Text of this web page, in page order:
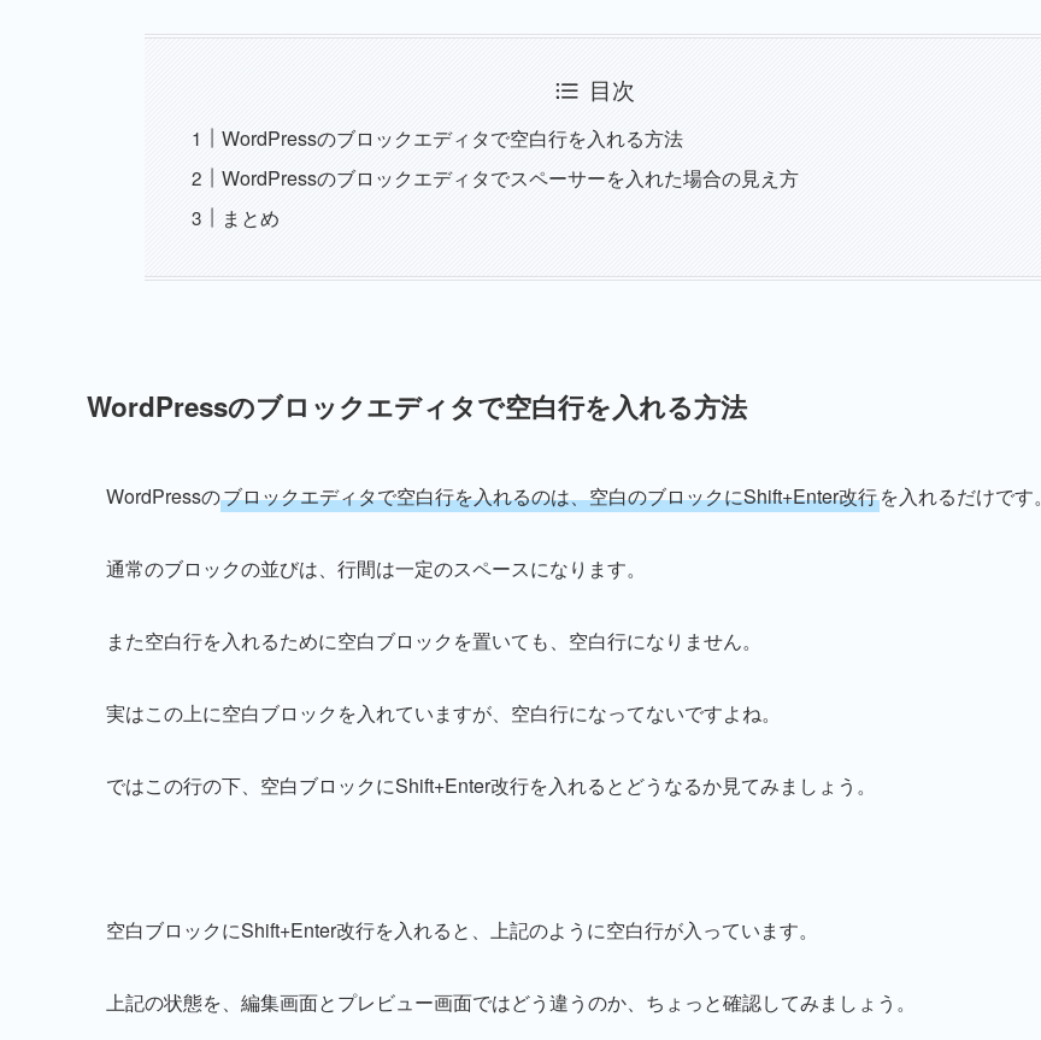
目次
WordPressのブロックエディタで空白行を入れる方法
WordPressのブロックエディタでスペーサーを入れた場合の見え方
まとめ
WordPressのブロックエディタで空白行を入れる方法
WordPressのブロックエディタで空白行を入れるのは、空白のブロックにShift+Enter改行を入れるだけです。
通常のブロックの並びは、行間は一定のスペースになります。
また空白行を入れるために空白ブロックを置いても、空白行になりません。
実はこの上に空白ブロックを入れていますが、空白行になってないですよね。
ではこの行の下、空白ブロックにShift+Enter改行を入れるとどうなるか見てみましょう。
空白ブロックにShift+Enter改行を入れると、上記のように空白行が入っています。
上記の状態を、編集画面とプレビュー画面ではどう違うのか、ちょっと確認してみましょう。